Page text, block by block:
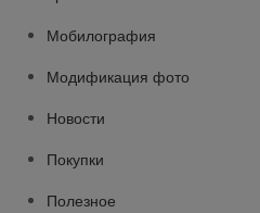
Мобилография
Модификация фото
Новости
Покупки
Полезное